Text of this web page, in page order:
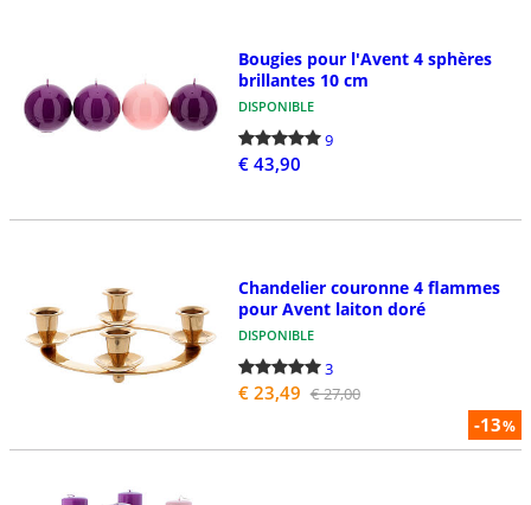
Bougies pour l'Avent 4 sphères
brillantes 10 cm
DISPONIBLE
9
€ 43,90
-13%
Chandelier couronne 4 flammes
pour Avent laiton doré
DISPONIBLE
3
€ 23,49 € 27,00